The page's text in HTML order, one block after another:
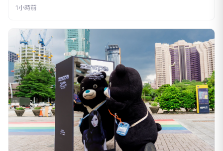
1小時前